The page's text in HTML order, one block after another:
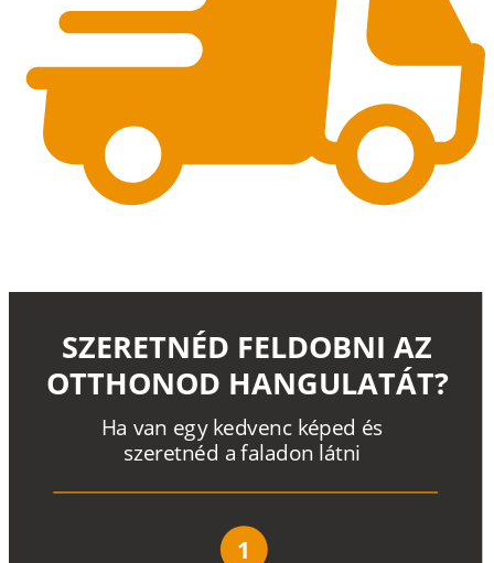
Ha van egy kedvenc képed és
szeretnéd a faladon látni
SZERETNÉD FELDOBNI AZ
OTTHONOD HANGULATÁT?
1